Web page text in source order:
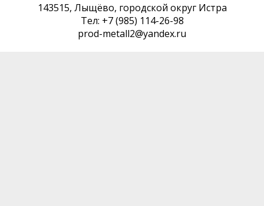
143515, Лыщёво, городской округ Истра
Тел: +7 (985) 114-26-98
prod-metall2@yandex.ru